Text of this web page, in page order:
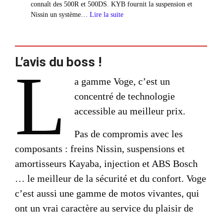
connaît des 500R et 500DS. KYB fournit la suspension et
Nissin un système… Lire la suite:
–
L’avis du boss !
L
a gamme Voge, c’est un
concentré de technologie
accessible au meilleur prix.
Pas de compromis avec les
composants : freins Nissin, suspensions et
amortisseurs Kayaba, injection et ABS Bosch
… le meilleur de la sécurité et du confort. Voge
c’est aussi une gamme de motos vivantes, qui
ont un vrai caractère au service du plaisir de